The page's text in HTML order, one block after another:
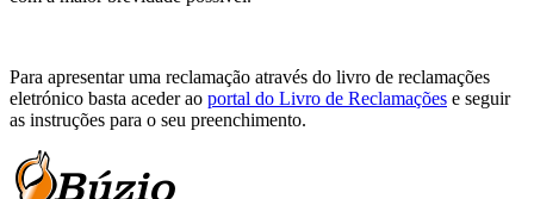
Para apresentar uma reclamação através do livro de reclamações
eletrónico basta aceder ao portal do Livro de Reclamações e seguir
as instruções para o seu preenchimento.